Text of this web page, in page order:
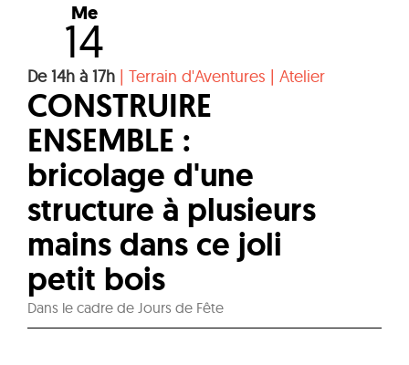
Me
14
De 14h à 17h | Terrain d'Aventures | Atelier
CONSTRUIRE
ENSEMBLE :
bricolage d'une
structure à plusieurs
mains dans ce joli
petit bois
Dans le cadre de Jours de Fête